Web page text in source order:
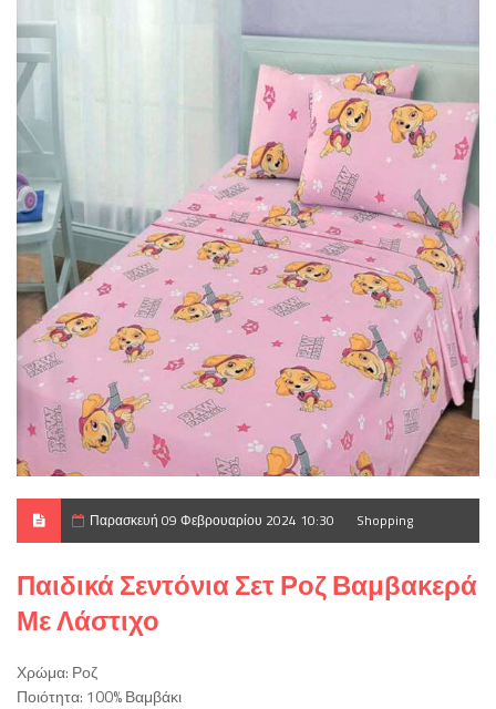
Παρασκευή 09 Φεβρουαρίου 2024 10:30 Shopping
Παιδικά Σεντόνια Σετ Ροζ Βαμβακερά
Με Λάστιχο
Χρώμα: Ροζ
Ποιότητα: 100% Βαμβάκι